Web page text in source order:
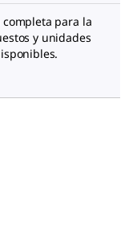
completa para la
y unidades